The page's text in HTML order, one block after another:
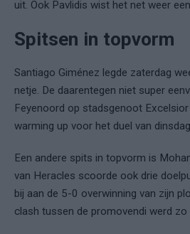
uit. Ook Pavlidis wist het net weer
Spitsen in topvorm
Santiago Giménez legde zaterdag
netje. De daarentegen niet super
Feyenoord op stadsgenoot
warming up voor het duel van
Een andere spits in topvorm is
van Heracles scoorde ook drie
bij aan de 5-0 overwinning van zijn
clash tussen de promovendi werd zo